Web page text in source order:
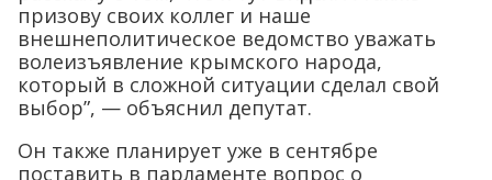
призову своих коллег и наше
внешнеполитическое ведомство уважать
волеизъявление крымского народа,
который в сложной ситуации сделал свой
выбор”, — объяснил депутат.
Он также планирует уже в сентябре
поставить в парламенте вопрос о